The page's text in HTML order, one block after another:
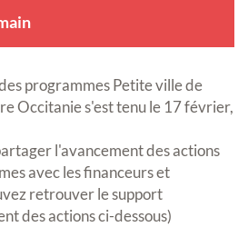
programmes Petite ville de
Occitanie s'est tenu le 17 février,
l'avancement des actions
avec les financeurs et
retrouver le support
des actions ci-dessous)